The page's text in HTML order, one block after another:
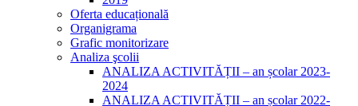
Oferta educațională
Organigrama
Grafic monitorizare
Analiza şcolii
ANALIZA ACTIVITĂȚII – an școlar 2023-
2024
ANALIZA ACTIVITĂȚII – an școlar 2022-